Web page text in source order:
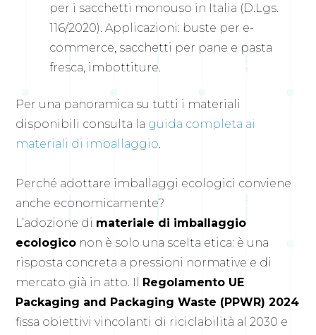
per i sacchetti monouso in Italia (D.Lgs.
116/2020). Applicazioni: buste per e-
commerce, sacchetti per pane e pasta
fresca, imbottiture.
Per una panoramica su tutti i materiali
disponibili consulta la guida completa ai
materiali di imballaggio
Perché adottare imballaggi ecologici conviene
anche economicamente?
L’adozione di materiale di imballaggio
ecologico non è solo una scelta etica: è una
risposta concreta a pressioni normative e di
mercato già in atto. Il Regolamento UE
Packaging and Packaging Waste (PPWR) 2024
fissa obiettivi vincolanti di riciclabilità al 2030 e